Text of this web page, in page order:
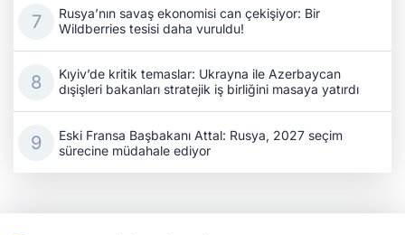
Rusya’nın savaş ekonomisi can çekişiyor: Bir
Wildberries tesisi daha vuruldu!
Kıyiv’de kritik temaslar: Ukrayna ile Azerbaycan
dışişleri bakanları stratejik iş birliğini masaya yatırdı
Eski Fransa Başbakanı Attal: Rusya, 2027 seçim
sürecine müdahale ediyor